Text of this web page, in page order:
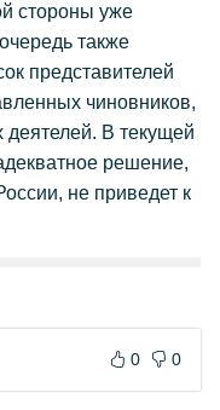
стороны уже
также
представителей
чиновников,
В текущей
решение,
не приведет к
0 0